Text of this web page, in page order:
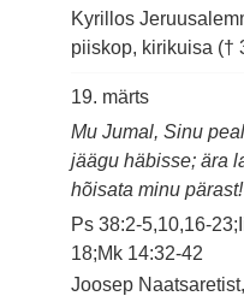
Kyrillos
piiskop, kirikuisa (†
19. märts
Mu Jumal, Sinu
jäägu häbisse; ära
hõisata minu
Ps 38:2-5,10,16-
18;Mk 14:32-42
Joosep